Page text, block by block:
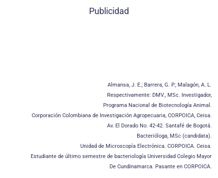
Publicidad
Almansa, J. E.; Barrera, G. P.; Malagón, A. L.
Respectivamente: DMV., MSc. Investigador,
Programa Nacional de Biotecnología Animal.
Corporación Colombiana de Investigación Agropecuaria, CORPOICA, Ceisa.
Av. El Dorado No. 42-42. Santafé de Bogotá.
Bacterióloga, MSc (candidata).
Unidad de Microscopía Electrónica. CORPOICA. Ceisa.
Estudiante de último semestre de bacteriología Universidad Colegio Mayor
De Cundinamarca. Pasante en CORPOICA.